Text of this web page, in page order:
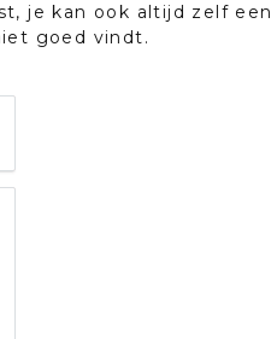
je kan ook altijd zelf een
goed vindt.